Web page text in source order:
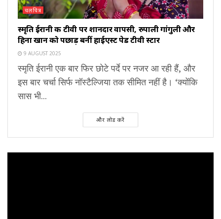
चलचित्र
स्मृति ईरानी की टीवी पर शानदार वापसी, रुपाली गांगुली और
हिना खान को पछाड़ बनीं हाईएस्ट पेड टीवी स्टार
9 AUGUST 2025
स्मृति ईरानी एक बार फिर छोटे पर्दे पर नजर आ रही हैं, और
इस बार चर्चा सिर्फ नॉस्टैल्जिया तक सीमित नहीं है। ‘क्योंकि
सास भी...
और लोड करें